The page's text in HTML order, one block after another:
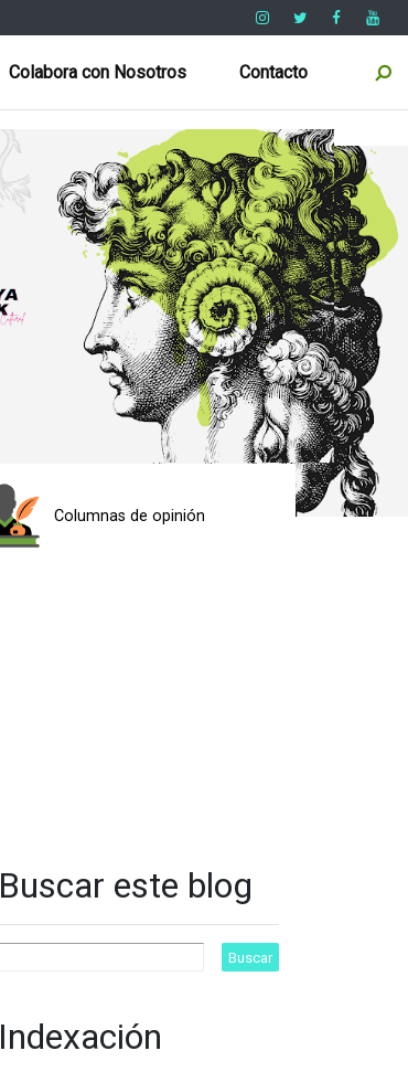
Colabora con Nosotros Contacto
Columnas de opinión
Buscar este blog
Indexación